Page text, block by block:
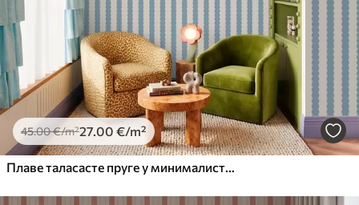
€ /m²
Premium
.6734 .00 /m²
Premium Vinil
65.00 € /m²
45.00€/m²27.00 €/m²
Плаве таласасте пруге у минималистичком стилу